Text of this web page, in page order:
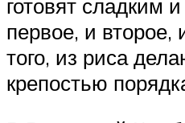
готовят сладким
первое, и второе,
того, из риса
крепостью